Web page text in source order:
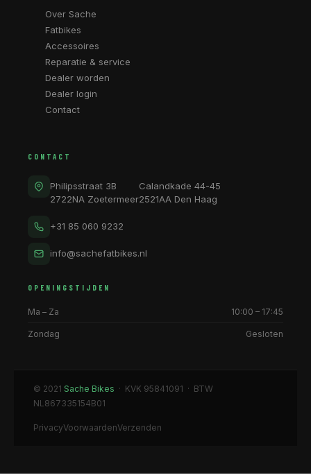
Over Sache
Fatbikes
Accessoires
Reparatie & service
Dealer worden
Dealer login
Contact
CONTACT
Philipsstraat 3B
2722NA Zoetermeer
Calandkade 44-45
2521AA Den Haag
+31 85 060 9232
info@sachefatbikes.nl
OPENINGSTIJDEN
Ma – Za 10:00 – 17:45
Zondag Gesloten
© 2021 Sache Bikes · KVK 95841091 · BTW
NL867335154B01
PrivacyVoorwaardenVerzenden